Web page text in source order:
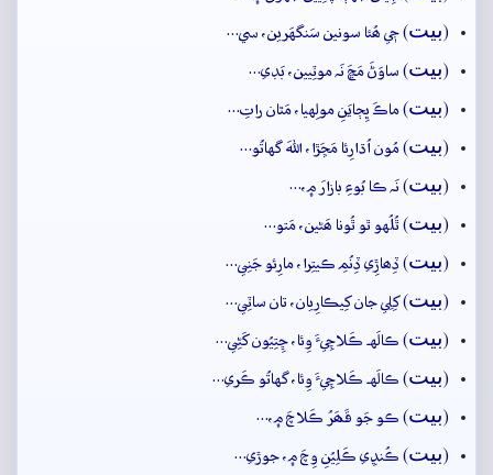
(بيت) جٖي ھُئا سونين سَنگهَرين، سي…
(بيت) ساوَڻَ مَڇَ نَہ موٽِيين، بَڊي…
(بيت) ماڪَ ڀِڄايَنِ مولِهيا، مَٿان راتِ…
(بيت) مُون اُڌارِئا مَڇَڙا، اللهَ گهاتُو…
(بيت) نَہ ڪا بُوءِ بازارَ ۾،…
(بيت) ٿُلُهو ٿو ٿُونا ھَڻين، مَتو…
(بيت) ڏِھاڙِي ڏِنُمِ ڪيتِرا، مارِئو جَنِي…
(بيت) کِلِي جان کِيڪارِيان، تان ساٽِي…
(بيت) ڪالَهہ ڪَلاچِيءَ وِئا، ڇِتِيُون کَڻِي…
(بيت) ڪالَهہ ڪَلاچِيءَ وِئا، گهاتُو ڪَري…
(بيت) ڪو جَو قَھَرُ ڪَلاچَ ۾،…
(بيت) ڪُنڍِي ڪَلِيُنِ وِچَ ۾، جوڙي…